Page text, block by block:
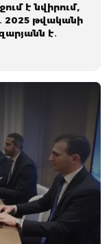
է նվիրում,
2025 թվականի
է․